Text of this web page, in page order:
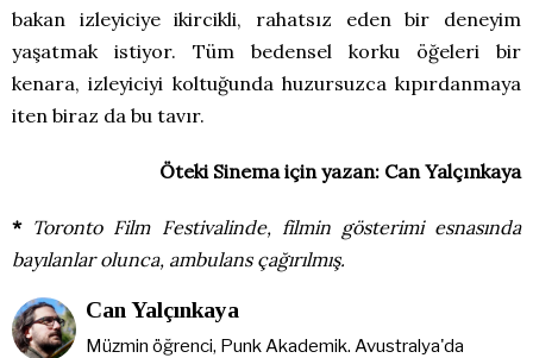
bakan izleyiciye ikircikli, rahatsız eden bir deneyim
yaşatmak istiyor. Tüm bedensel korku öğeleri bir
kenara, izleyiciyi koltuğunda huzursuzca kıpırdanmaya
iten biraz da bu tavır.
Öteki Sinema için yazan: Can Yalçınkaya
* Toronto Film Festivalinde, filmin gösterimi esnasında
bayılanlar olunca, ambulans çağırılmış.
Can Yalçınkaya
Müzmin öğrenci, Punk Akademik. Avustralya'da